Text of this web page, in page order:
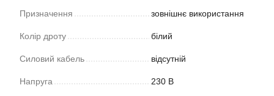
Призначення зовнішнє використання
Колір дроту білий
Силовий кабель відсутній
Напруга 230 В